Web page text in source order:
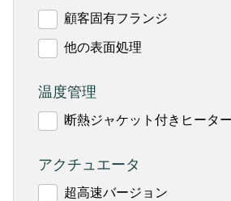
顧客固有フランジ
他の表面処理
温度管理
断熱ジャケット付きヒーター
アクチュエータ
超高速バージョン